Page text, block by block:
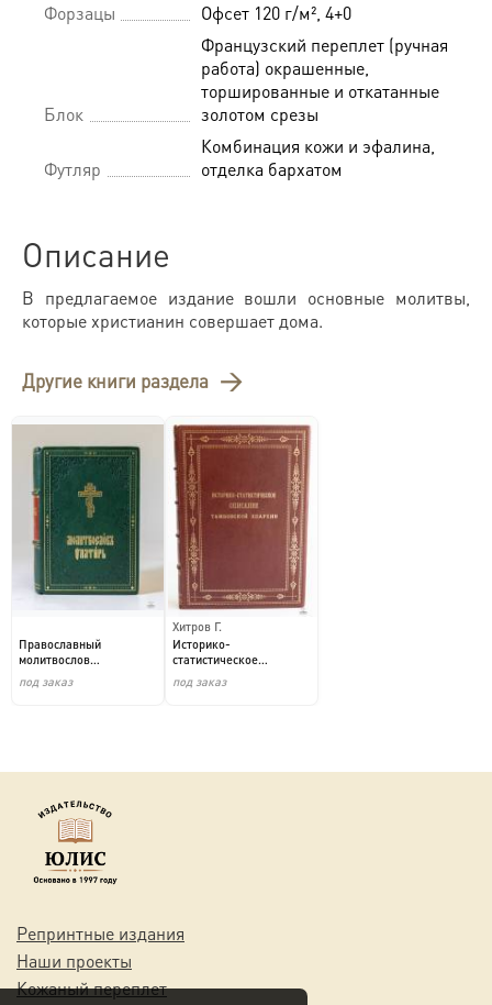
Форзацы
Офсет 120 г/м², 4+0
Блок
Французский переплет (ручная
работа) окрашенные,
торшированные и откатанные
золотом срезы
Футляр
Комбинация кожи и эфалина,
отделка бархатом
Описание
В предлагаемое издание вошли основные молитвы,
которые христианин совершает дома.
Другие книги раздела
Православный
молитвослов
кожаном переп...
под заказ
Хитров Г.
Историко-
статистическое
Епархии (Подароч...
под заказ
Репринтные издания
Наши проекты
Кожаный переплет